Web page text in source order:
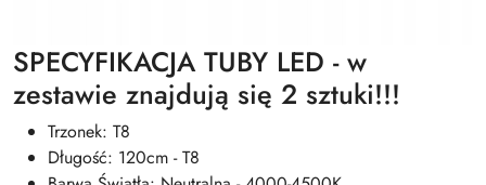
SPECYFIKACJA TUBY LED - w
zestawie znajdują się 2 sztuki!!!
Trzonek: T8
Długość: 120cm - T8